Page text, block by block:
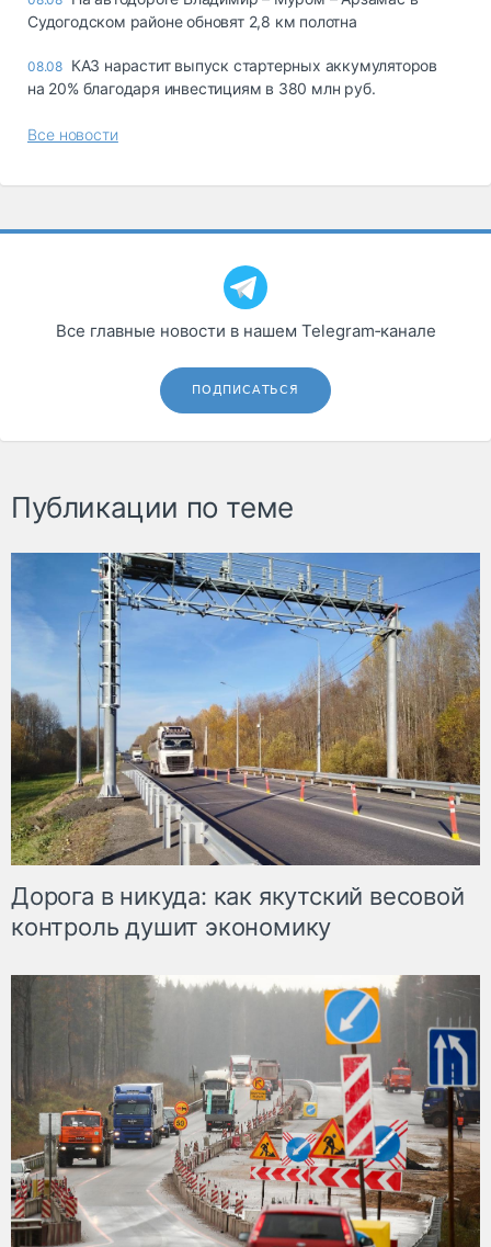
Судогодском районе обновят 2,8 км полотна
08.08 КАЗ нарастит выпуск стартерных аккумуляторов
на 20% благодаря инвестициям в 380 млн руб.
Все новости
Все главные новости в нашем Telegram‑канале
ПОДПИСАТЬСЯ
Публикации по теме
Дорога в никуда: как якутский весовой
контроль душит экономику